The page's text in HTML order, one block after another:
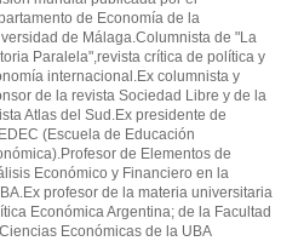
de Economía de la
de Málaga.Columnista de "La
Paralela",revista crítica de política y
internacional.Ex columnista y
de la revista Sociedad Libre y de la
Atlas del Sud.Ex presidente de
(Escuela de Educación
de Elementos de
Económico y Financiero en la
profesor de la materia universitaria
Económica Argentina; de la Facultad
Económicas de la UBA